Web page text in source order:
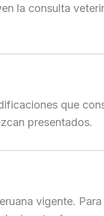
la consulta
que
presentados.
vigente.